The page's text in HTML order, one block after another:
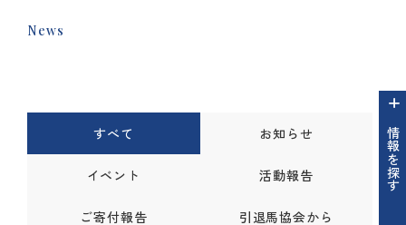
News
情報を探す
すべて お知らせ
イベント 活動報告
ご寄付報告 引退馬協会から